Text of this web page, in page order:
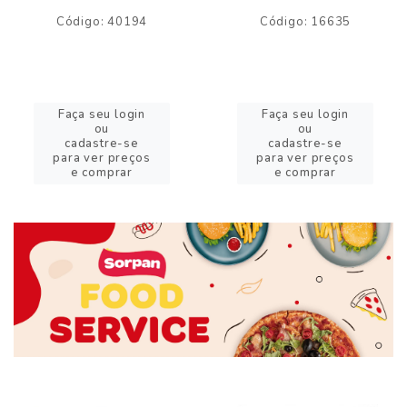
Código: 40194
Faça seu login
ou
cadastre-se
para ver preços
e comprar
Código: 16635
Faça seu login
ou
cadastre-se
para ver preços
e comprar